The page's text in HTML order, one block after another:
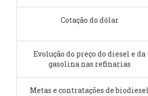
Cotação do dólar
Evolução do preço do diesel e da
gasolina nas refinarias
Metas e contratações de biodiesel